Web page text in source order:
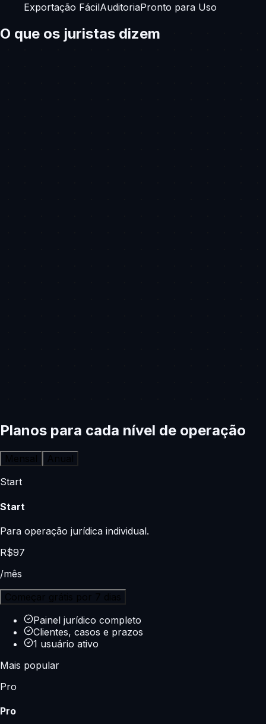
Exportação FácilAuditoriaPronto para Uso
O que os juristas dizem
Planos para cada nível de operação
Start
Start
Para operação jurídica individual.
R$97
/mês
Painel jurídico completo
Clientes, casos e prazos
1 usuário ativo
Mais popular
Pro
Pro